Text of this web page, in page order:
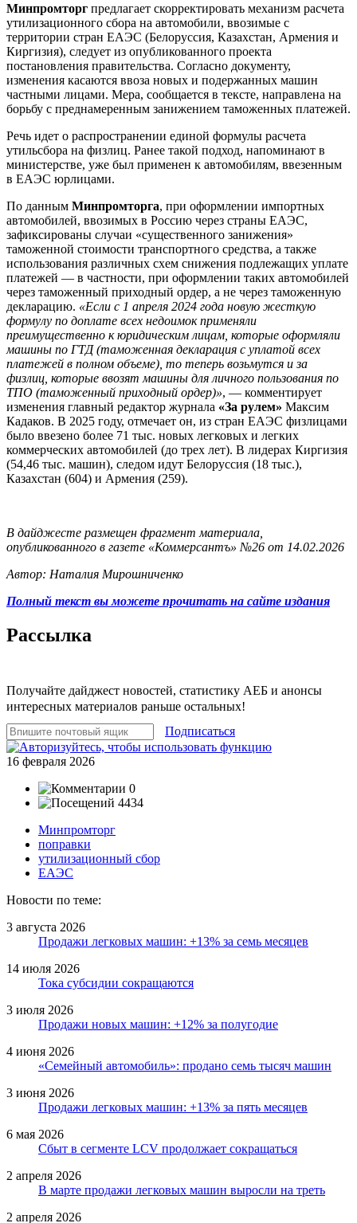
Минпромторг предлагает скорректировать механизм расчета
утилизационного сбора на автомобили, ввозимые с
территории стран ЕАЭС (Белоруссия, Казахстан, Армения и
Киргизия), следует из опубликованного проекта
постановления правительства. Согласно документу,
изменения касаются ввоза новых и подержанных машин
частными лицами. Мера, сообщается в тексте, направлена на
борьбу с преднамеренным занижением таможенных платежей.
Речь идет о распространении единой формулы расчета
утильсбора на физлиц. Ранее такой подход, напоминают в
министерстве, уже был применен к автомобилям, ввезенным
в ЕАЭС юрлицами.
По данным Минпромторга, при оформлении импортных
автомобилей, ввозимых в Россию через страны ЕАЭС,
зафиксированы случаи «существенного занижения»
таможенной стоимости транспортного средства, а также
использования различных схем снижения подлежащих уплате
платежей — в частности, при оформлении таких автомобилей
через таможенный приходный ордер, а не через таможенную
декларацию. «Если с 1 апреля 2024 года новую жесткую
формулу по доплате всех недоимок применяли
преимущественно к юридическим лицам, которые оформляли
машины по ГТД (таможенная декларация с уплатой всех
платежей в полном объеме), то теперь возьмутся и за
физлиц, которые ввозят машины для личного пользования по
ТПО (таможенный приходный ордер)», — комментирует
изменения главный редактор журнала «За рулем» Максим
Кадаков. В 2025 году, отмечает он, из стран ЕАЭС физлицами
было ввезено более 71 тыс. новых легковых и легких
коммерческих автомобилей (до трех лет). В лидерах Киргизия
(54,46 тыс. машин), следом идут Белоруссия (18 тыс.),
Казахстан (604) и Армения (259).
В дайджесте размещен фрагмент материала,
опубликованного в газете «Коммерсантъ» №26 от 14.02.2026
Автор: Наталия Мирошниченко
Полный текст вы можете прочитать на сайте издания
Рассылка
Получайте дайджест новостей, статистику АЕБ и анонсы
интересных материалов раньше остальных!
Подписаться
16 февраля 2026
0
4434
Минпромторг
поправки
утилизационный сбор
ЕАЭС
Новости по теме:
3 августа 2026
Продажи легковых машин: +13% за семь месяцев
14 июля 2026
Тока субсидии сокращаются
3 июля 2026
Продажи новых машин: +12% за полугодие
4 июня 2026
«Семейный автомобиль»: продано семь тысяч машин
3 июня 2026
Продажи легковых машин: +13% за пять месяцев
6 мая 2026
Сбыт в сегменте LCV продолжает сокращаться
2 апреля 2026
В марте продажи легковых машин выросли на треть
2 апреля 2026